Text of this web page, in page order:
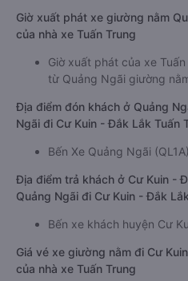
Giờ xuất phát xe giường nằm
của nhà xe Tuấn Trung
Giờ xuất phát của xe
từ Quảng Ngãi giường
Địa điểm đón khách ở Quảng
Ngãi đi Cư Kuin - Đắk Lắk Tuấn
Bến Xe Quảng Ngãi (QL1A)
Địa điểm trả khách ở Cư Kuin -
Quảng Ngãi đi Cư Kuin - Đắk
Bến xe khách huyện Cư
Giá vé xe giường nằm đi Cư
của nhà xe Tuấn Trung